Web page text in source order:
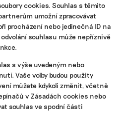
cookies. Souhlas s těmito
umožní zpracovávat
procházení nebo jedinečná ID na
souhlasu může nepříznivě
s výše uvedeným nebo
Vaše volby budou použity
můžete kdykoli změnit, včetně
v Zásadách cookies nebo
souhlas ve spodní části